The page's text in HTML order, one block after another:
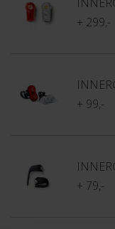
tyveririsiko. Låse i
med en stærkere lås.
+ 299,-
+ 99,-
+ 79,-